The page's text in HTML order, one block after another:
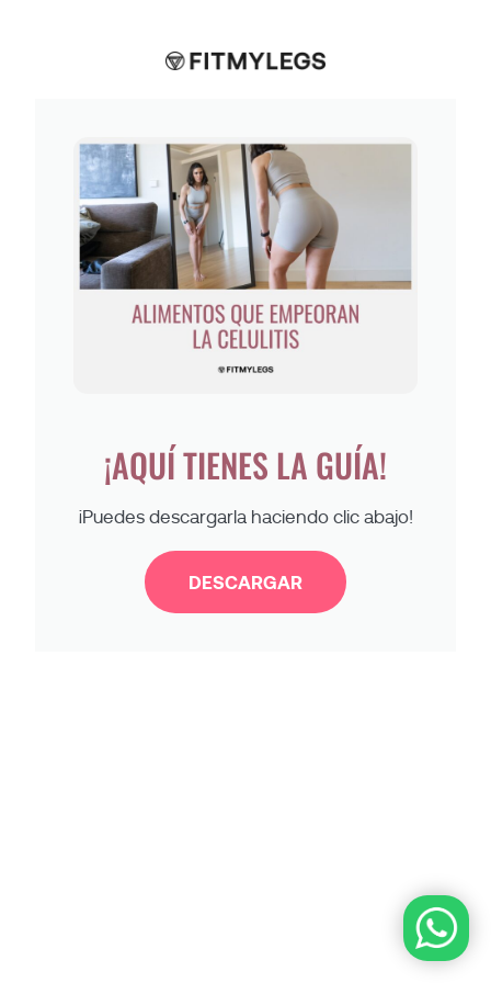
¡AQUÍ TIENES LA GUÍA!
¡Puedes descargarla haciendo clic abajo!
DESCARGAR